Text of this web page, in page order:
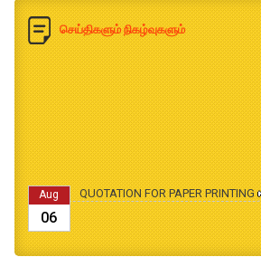
செய்திகளும் நிகழ்வுகளும்
Aug
06
QUOTATION FOR PAPER PRINTING